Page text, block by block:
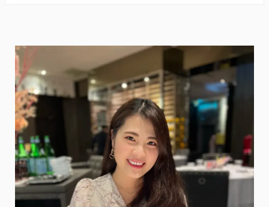
星
冰
室
X
潮
興
魚
蛋
粉